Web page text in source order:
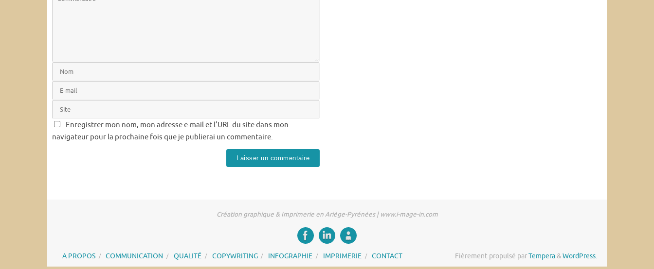
Enregistrer mon nom, mon adresse e-mail et l’URL du site dans mon
navigateur pour la prochaine fois que je publierai un commentaire.
Création graphique & Imprimerie en Ariège-Pyrénées | www.i-mage-in.com
A PROPOS COMMUNICATION QUALITÉ COPYWRITING INFOGRAPHIE IMPRIMERIE CONTACT Fièrement propulsé parTempera&WordPress.